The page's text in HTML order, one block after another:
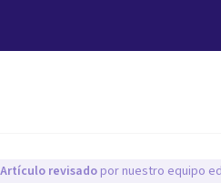
Artículo revisado por nuestro equipo